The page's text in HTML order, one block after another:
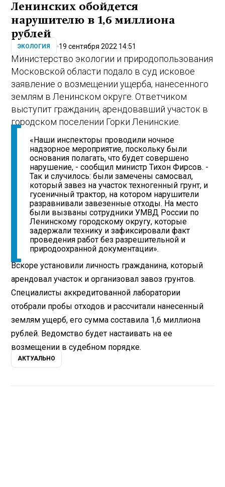
Ленинских обойдется
нарушителю в 1,6 миллиона
рублей
ЭКОЛОГИЯ 19 сентября 2022 14:51
Министерство экологии и природопользования
Московской области подало в суд исковое
заявление о возмещении ущерба, нанесенного
землям в Ленинском округе. Ответчиком
выступит гражданин, арендовавший участок в
городском поселении Горки Ленинские.
«Наши инспекторы проводили ночное
надзорное мероприятие, поскольку были
основания полагать, что будет совершено
нарушение, - сообщил министр Тихон Фирсов. -
Так и случилось: были замечены самосвал,
который завез на участок техногенный грунт, и
гусеничный трактор, на котором нарушители
разравнивали завезенные отходы. На место
были вызваны сотрудники УМВД России по
Ленинскому городскому округу, которые
задержали технику и зафиксировали факт
проведения работ без разрешительной и
природоохранной документации».
Вскоре установили личность гражданина, который
арендовал участок и организовал завоз грунтов.
Специалисты аккредитованной лаборатории
отобрали пробы отходов и рассчитали нанесенный
землям ущерб, его сумма составила 1,6 миллиона
рублей. Ведомство будет настаивать на ее
возмещении в судебном порядке.
АКТУАЛЬНО